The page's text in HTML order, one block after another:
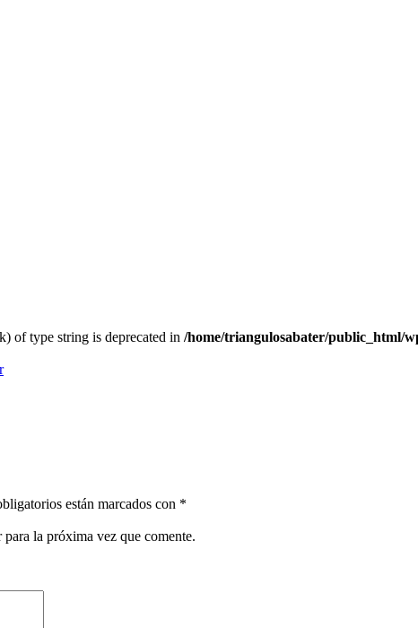
of type string is deprecated in /home/triangulosabater/public_html/
están marcados con *
la próxima vez que comente.